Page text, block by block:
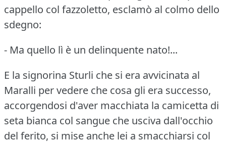
cappello col fazzoletto, esclamò al colmo dello
sdegno:
- Ma quello lì è un delinquente nato!...
E la signorina Sturli che si era avvicinata al
Maralli per vedere che cosa gli era successo,
accorgendosi d'aver macchiata la camicetta di
seta bianca col sangue che usciva dall'occhio
del ferito, si mise anche lei a smacchiarsi col